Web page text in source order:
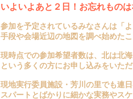
いよいよあと２日！お忘れもの
参加を予定されているみなさんは「
手段や会場近辺の地図を調べ始めた
現時点での参加希望者数は、北は北
という多くの方にお申し込みをいた
現地実行委員施設・芳川の里でも連
スパートとばかりに細かな実務やス